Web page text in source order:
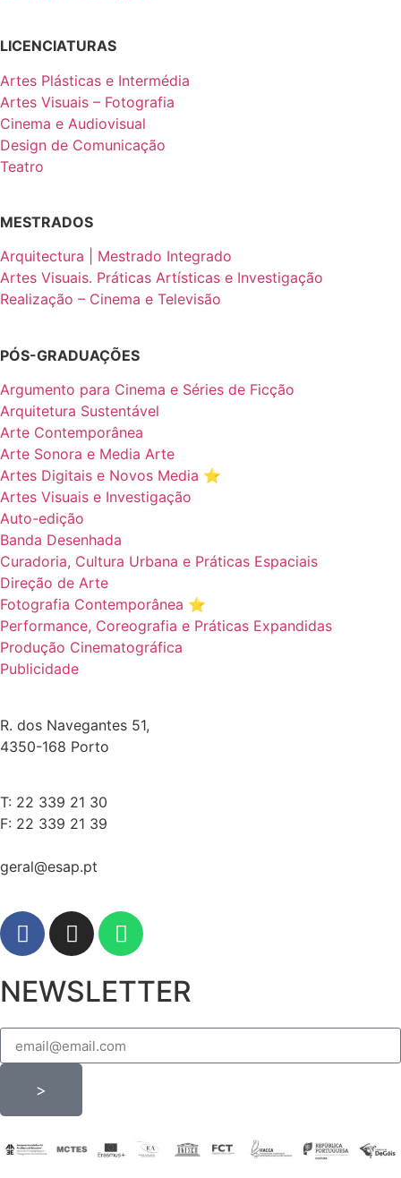
LICENCIATURAS
Artes Plásticas e Intermédia
Artes Visuais – Fotografia
Cinema e Audiovisual
Design de Comunicação
Teatro
MESTRADOS
Arquitectura | Mestrado Integrado
Artes Visuais. Práticas Artísticas e Investigação
Realização – Cinema e Televisão
PÓS-GRADUAÇÕES
Argumento para Cinema e Séries de Ficção
Arquitetura Sustentável
Arte Contemporânea
Arte Sonora e Media Arte
Artes Digitais e Novos Media ⭐️
Artes Visuais e Investigação
Auto-edição
Banda Desenhada
Curadoria, Cultura Urbana e Práticas Espaciais
Direção de Arte
Fotografia Contemporânea ⭐️
Performance, Coreografia e Práticas Expandidas
Produção Cinematográfica
Publicidade
R. dos Navegantes 51,
4350-168 Porto
T: 22 339 21 30
F: 22 339 21 39
geral@esap.pt
NEWSLETTER
>